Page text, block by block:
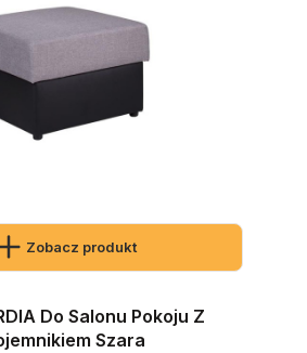
Zobacz produkt
Do Salonu Pokoju Z
Szara